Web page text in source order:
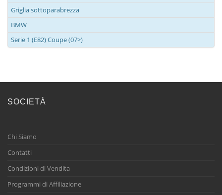
Griglia sottoparabrezza
BMW
Serie 1 (E82) Coupe (07>)
SOCIETÀ
Chi Siamo
Contatti
Condizioni di Vendita
Programmi di Affiliazione